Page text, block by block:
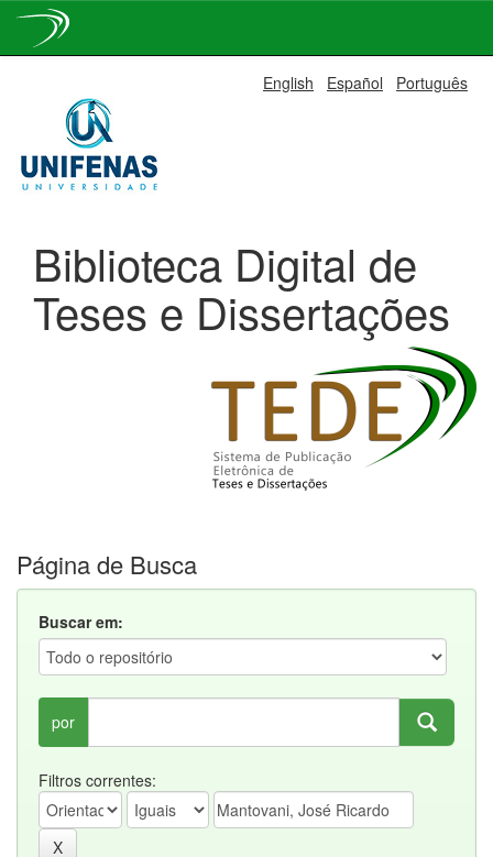
navigation
English Español Português
Biblioteca Digital de
Teses e Dissertações
Página de Busca
Buscar em:
por
Filtros correntes: